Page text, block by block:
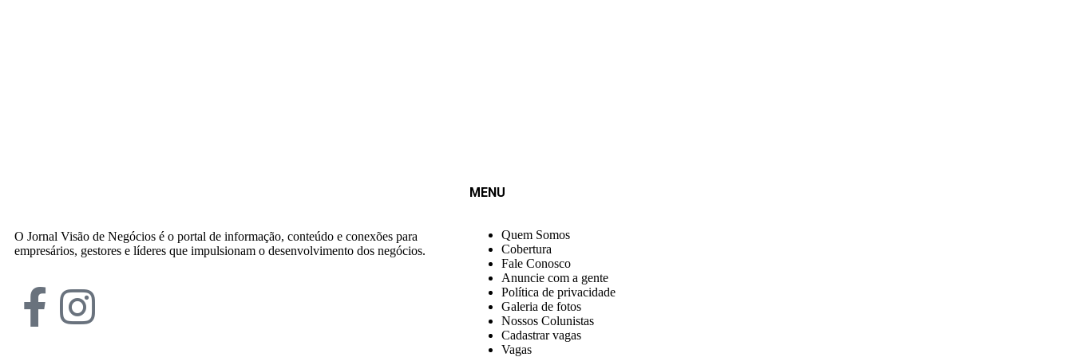
O Jornal Visão de Negócios é o portal de informação, conteúdo e conexões para
empresários, gestores e líderes que impulsionam o desenvolvimento dos negócios.
MENU
Quem Somos
Cobertura
Fale Conosco
Anuncie com a gente
Política de privacidade
Galeria de fotos
Nossos Colunistas
Cadastrar vagas
Vagas